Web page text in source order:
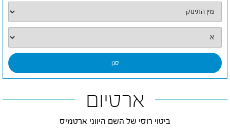
ארטיום
ביטוי רוסי של השם היווני ארטמיס